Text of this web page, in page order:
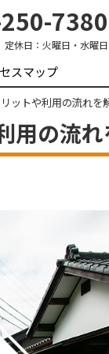
7380
定休日： 火曜日・水曜日
スマップ
ットや利用の流れを
用の流